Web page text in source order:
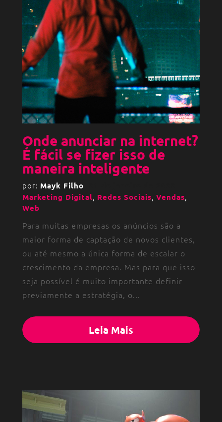
Onde anunciar na internet?
É fácil se fizer isso de
maneira inteligente
por: Mayk Filho
Marketing Digital Redes Sociais Vendas
Web
Para muitas empresas os anúncios são a
maior forma de captação de novos clientes,
ou até mesmo a única forma de escalar o
crescimento da empresa. Mas para que isso
seja possível é muito importante definir
previamente a estratégia, o...
Leia Mais